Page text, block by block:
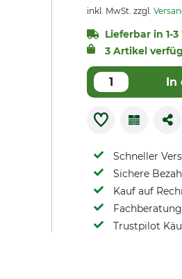
inkl. MwSt. zzgl.
Lieferbar in 1-
3 Artikel
In
Schneller
Sichere
Kauf auf
Trustpilot